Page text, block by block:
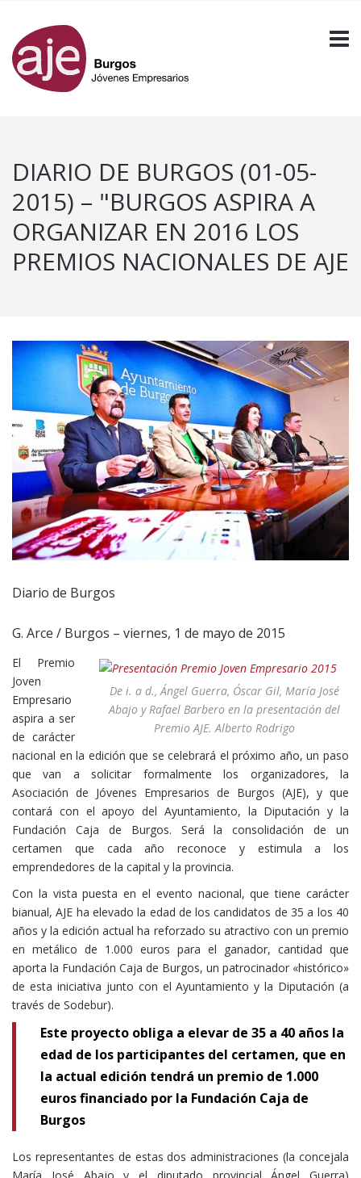
DIARIO DE BURGOS (01-05-
2015) – "BURGOS ASPIRA A
ORGANIZAR EN 2016 LOS
PREMIOS NACIONALES DE AJE
Diario de Burgos
G. Arce / Burgos – viernes, 1 de mayo de 2015
De i. a d., Ángel Guerra, Óscar Gil, María José
Abajo y Rafael Barbero en la presentación del
Premio AJE. Alberto Rodrigo
El Premio
Joven
Empresario
aspira a ser
de carácter
nacional en la edición que se celebrará el próximo año, un paso
que van a solicitar formalmente los organizadores, la
Asociación de Jóvenes Empresarios de Burgos (AJE), y que
contará con el apoyo del Ayuntamiento, la Diputación y la
Fundación Caja de Burgos. Será la consolidación de un
certamen que cada año reconoce y estimula a los
emprendedores de la capital y la provincia.
Con la vista puesta en el evento nacional, que tiene carácter
bianual, AJE ha elevado la edad de los candidatos de 35 a los 40
años y la edición actual ha reforzado su atractivo con un premio
en metálico de 1.000 euros para el ganador, cantidad que
aporta la Fundación Caja de Burgos, un patrocinador «histórico»
de esta iniciativa junto con el Ayuntamiento y la Diputación (a
través de Sodebur).
Este proyecto obliga a elevar de 35 a 40 años la
edad de los participantes del certamen, que en
la actual edición tendrá un premio de 1.000
euros financiado por la Fundación Caja de
Burgos
Los representantes de estas dos administraciones (la concejala